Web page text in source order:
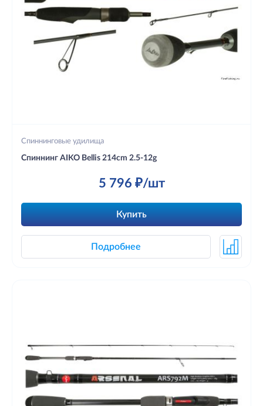
Спиннинговые удилища
Спиннинг AIKO Bellis 214cm 2.5-12g
5 796 ₽/шт
Купить
Подробнее